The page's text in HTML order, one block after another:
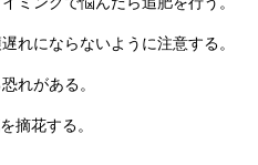
れにならないように注意する。
れがある。
摘花する。